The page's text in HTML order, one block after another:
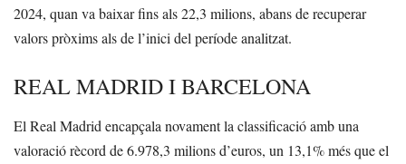
2024, quan va baixar fins als 22,3 milions, abans de recuperar
valors pròxims als de l’inici del període analitzat.
REAL MADRID I BARCELONA
El Real Madrid encapçala novament la classificació amb una
valoració rècord de 6.978,3 milions d’euros, un 13,1% més que el